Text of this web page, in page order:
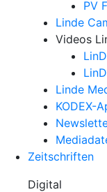
PV
Linde
Videos
Linde
KODEX-
Zeitschriften
Digital